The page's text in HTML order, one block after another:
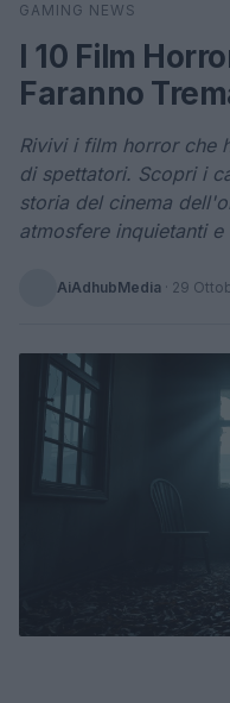
Cerca
GAMING NEWS
I 10 Film
Faranno
Rivivi i film horror che
di spettatori. Scopri i
storia del cinema
atmosfere inquietanti
AiAdhubMedia · 29